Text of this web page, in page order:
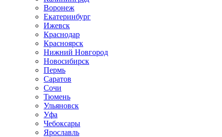
Воронеж
Екатеринбург
Ижевск
Краснодар
Красноярск
Нижний Новгород
Новосибирск
Пермь
Саратов
Сочи
Тюмень
Ульяновск
Уфа
Чебоксары
Ярославль